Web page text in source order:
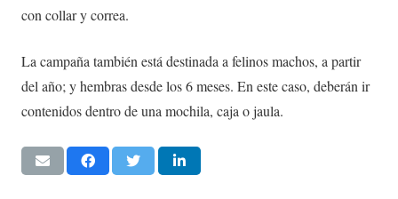
con collar y correa.
La campaña también está destinada a felinos machos, a partir
del año; y hembras desde los 6 meses. En este caso, deberán ir
contenidos dentro de una mochila, caja o jaula.